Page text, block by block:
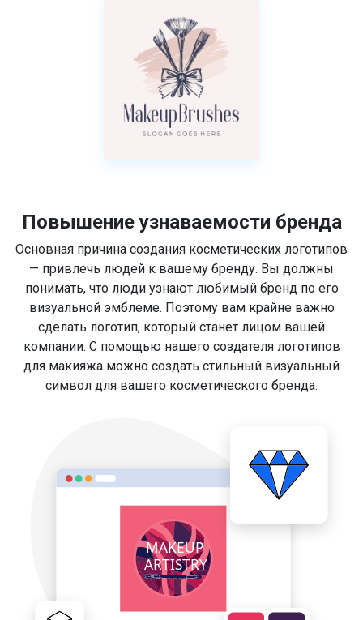
Повышение узнаваемости бренда
Основная причина создания косметических логотипов
— привлечь людей к вашему бренду. Вы должны
понимать, что люди узнают любимый бренд по его
визуальной эмблеме. Поэтому вам крайне важно
сделать логотип, который станет лицом вашей
компании. С помощью нашего создателя логотипов
для макияжа можно создать стильный визуальный
символ для вашего косметического бренда.